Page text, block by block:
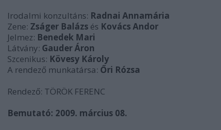
Irodalmi konzultáns: Radnai Annamária
Zene: Zságer Balázs és Kovács Andor
Jelmez: Benedek Mari
Látvány: Gauder Áron
Szcenikus: Kövesy Károly
A rendező munkatársa: Őri Rózsa
Rendező: TÖRÖK FERENC
Bemutató: 2009. március 08.